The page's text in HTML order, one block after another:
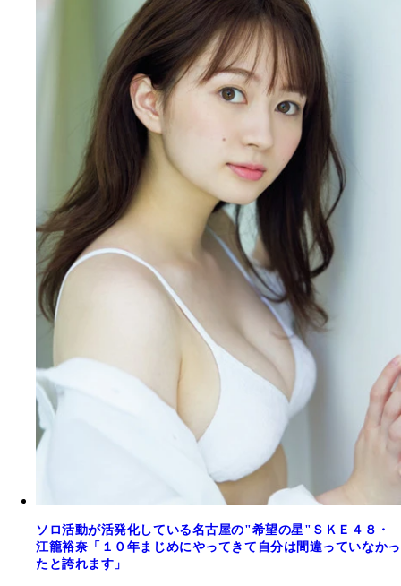
ソロ活動が活発化している名古屋の"希望の星"ＳＫＥ４８・
江籠裕奈「１０年まじめにやってきて自分は間違っていなかっ
たと誇れます」